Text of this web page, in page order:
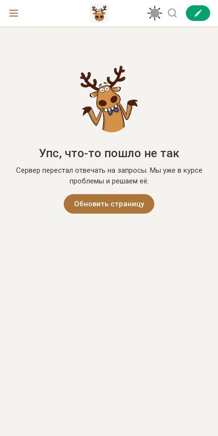
Упс, что-то пошло не так
Сервер перестал отвечать на запросы. Мы уже в курсе
проблемы и решаем её.
Обновить страницу